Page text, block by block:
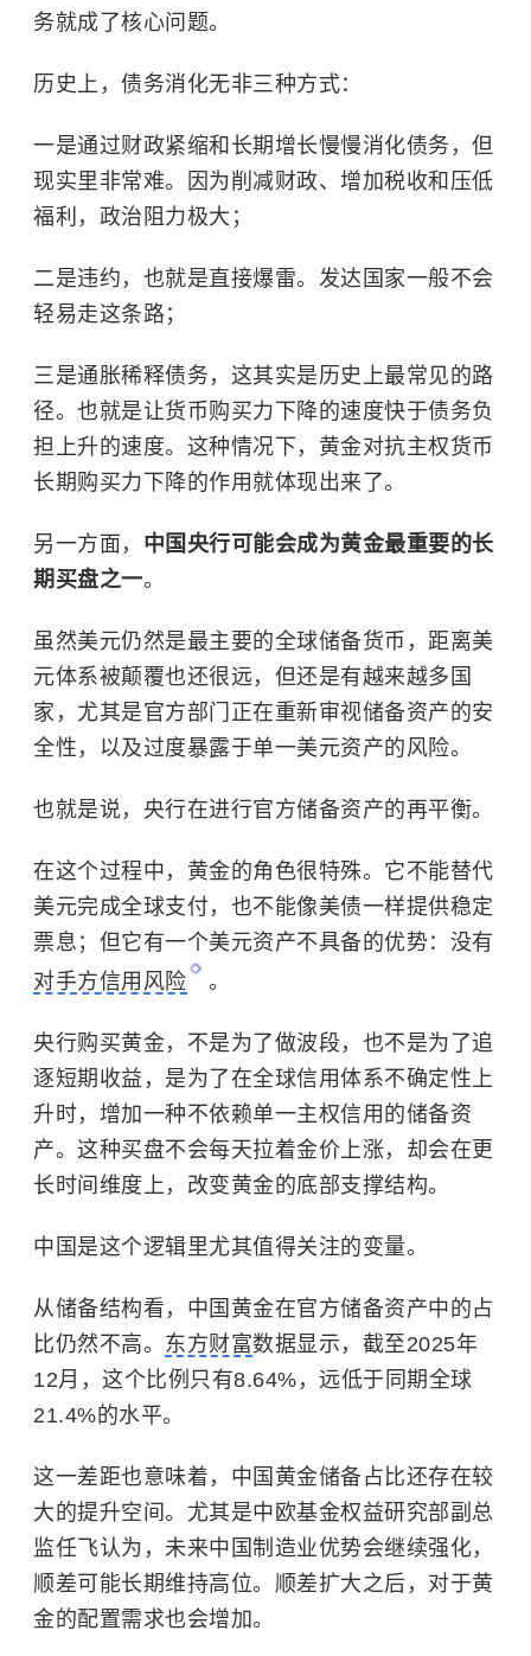
务就成了核心问题。
历史上，债务消化无非三种方式：
一是通过财政紧缩和长期增长慢慢消化债务，但
现实里非常难。因为削减财政、增加税收和压低
福利，政治阻力极大；
二是违约，也就是直接爆雷。发达国家一般不会
轻易走这条路；
三是通胀稀释债务，这其实是历史上最常见的路
径。也就是让货币购买力下降的速度快于债务负
担上升的速度。这种情况下，黄金对抗主权货币
长期购买力下降的作用就体现出来了。
另一方面， 中国央行可能会成为黄金最重要的长
期买盘之一。
虽然美元仍然是最主要的全球储备货币，距离美
元体系被颠覆也还很远，但还是有越来越多国
家，尤其是官方部门正在重新审视储备资产的安
全性，以及过度暴露于单一美元资产的风险。
也就是说，央行在进行官方储备资产的再平衡。
在这个过程中，黄金的角色很特殊。它不能替代
美元完成全球支付，也不能像美债一样提供稳定
票息；但它有一个美元资产不具备的优势：没有
对手方信用风险
。
央行购买黄金，不是为了做波段，也不是为了追
逐短期收益，是为了在全球信用体系不确定性上
升时，增加一种不依赖单一主权信用的储备资
产。这种买盘不会每天拉着金价上涨，却会在更
长时间维度上，改变黄金的底部支撑结构。
中国是这个逻辑里尤其值得关注的变量。
从储备结构看，中国黄金在官方储备资产中的占
比仍然不高。 东方财富数据显示，截至2025年
12月，这个比例只有8.64%，远低于同期全球
21.4%的水平。
这一差距也意味着，中国黄金储备占比还存在较
大的提升空间。尤其是中欧基金权益研究部副总
监任飞认为，未来中国制造业优势会继续强化，
顺差可能长期维持高位。顺差扩大之后，对于黄
金的配置需求也会增加。